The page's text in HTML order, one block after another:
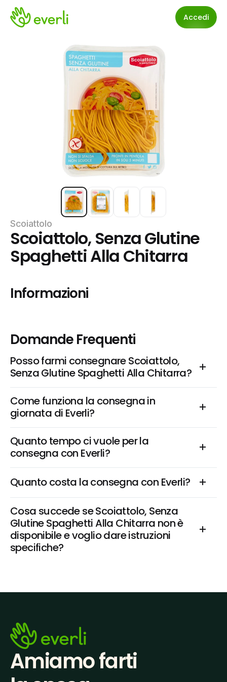
Accedi
Scoiattolo
Scoiattolo, Senza Glutine
Spaghetti Alla Chitarra
Informazioni
Domande Frequenti
Posso farmi consegnare Scoiattolo,
Senza Glutine Spaghetti Alla Chitarra?
Come funziona la consegna in
giornata di Everli?
Quanto tempo ci vuole per la
consegna con Everli?
Quanto costa la consegna con Everli?
Cosa succede se Scoiattolo, Senza
Glutine Spaghetti Alla Chitarra non è
disponibile e voglio dare istruzioni
specifiche?
Amiamo farti